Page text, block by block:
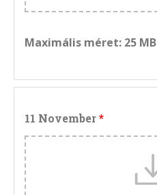
Maximális méret: 25 MB
11 November